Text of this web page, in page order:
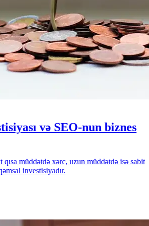
və SEO-nun biznes
müddətdə xərc, uzun müddətdə isə sabit
investisiyadır.